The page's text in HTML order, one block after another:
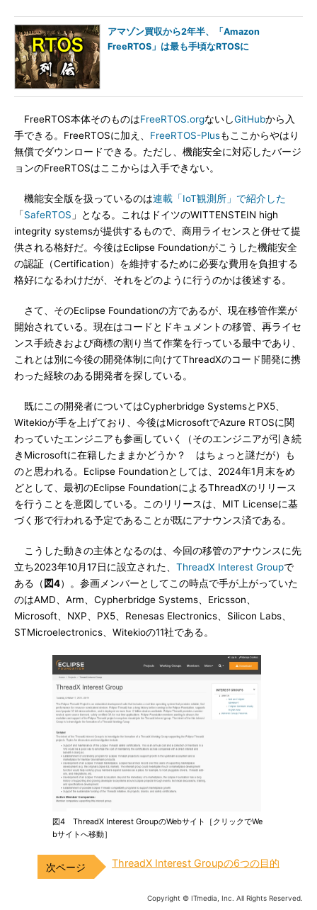
アマゾン買収から2年半、「Amazon
FreeRTOS」は最も手頃なRTOSに
FreeRTOS本体そのものはFreeRTOS.orgないしGitHubから入
手できる。FreeRTOSに加え、 FreeRTOS-Plusもここからやはり
無償でダウンロードできる。ただし、機能安全に対応したバージ
ョンのFreeRTOSはここからは入手できない。
機能安全版を扱っているのは連載「IoT観測所」で紹介した
「SafeRTOS 」となる。これはドイツのWITTENSTEIN high
integrity systemsが提供するもので、商用ライセンスと併せて提
供される格好だ。今後はEclipse Foundationがこうした機能安全
の認証（Certification）を維持するために必要な費用を負担する
格好になるわけだが、それをどのように行うのかは後述する。
さて、そのEclipse Foundationの方であるが、現在移管作業が
開始されている。現在はコードとドキュメントの移管、再ライセ
ンス手続きおよび商標の割り当て作業を行っている最中であり、
これとは別に今後の開発体制に向けてThreadXのコード開発に携
わった経験のある開発者を探している。
既にこの開発者についてはCypherbridge SystemsとPX5、
Witekioが手を上げており、今後はMicrosoftでAzure RTOSに関
わっていたエンジニアも参画していく（そのエンジニアが引き続
きMicrosoftに在籍したままかどうか？ はちょっと謎だが）も
のと思われる。Eclipse Foundationとしては、2024年1月末をめ
どとして、最初のEclipse FoundationによるThreadXのリリース
を行うことを意図している。このリリースは、MIT Licenseに基
づく形で行われる予定であることが既にアナウンス済である。
こうした動きの主体となるのは、今回の移管のアナウンスに先
立ち2023年10月17日に設立された、 ThreadX Interest Groupで
ある（ 図4）。参画メンバーとしてこの時点で手が上がっていた
のはAMD、Arm、Cypherbridge Systems、Ericsson、
Microsoft、NXP、PX5、Renesas Electronics、Silicon Labs、
STMicroelectronics、Witekioの11社である。
図4 ThreadX Interest GroupのWebサイト［クリックでWe
bサイトへ移動］
ThreadX Interest Groupの6つの目的
Copyright © ITmedia, Inc. All Rights Reserved.